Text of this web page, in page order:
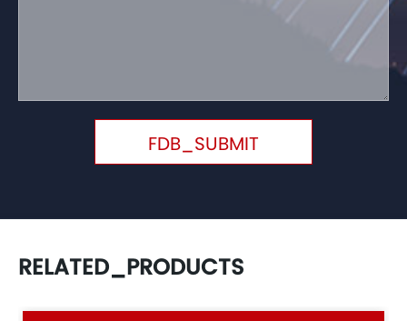
FDB_SUBMIT
RELATED_PRODUCTS